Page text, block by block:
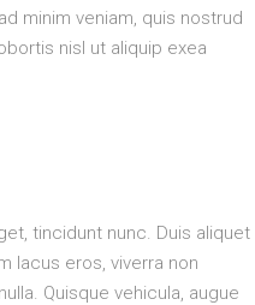
minim veniam, quis nostrud
nisl ut aliquip exea
tincidunt nunc. Duis aliquet
lacus eros, viverra non
Quisque vehicula, augue